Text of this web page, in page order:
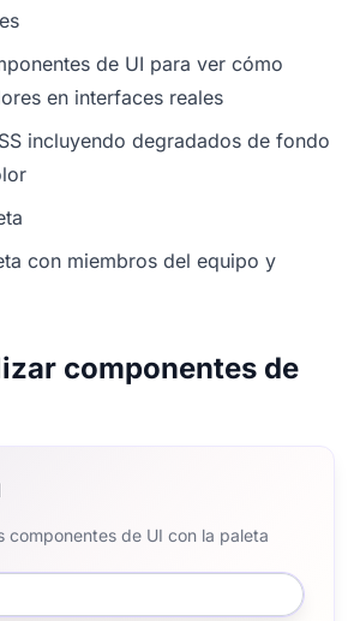
de UI para ver cómo
en interfaces reales
incluyendo degradados de fondo
con miembros del equipo y
componentes de
componentes de UI con la paleta